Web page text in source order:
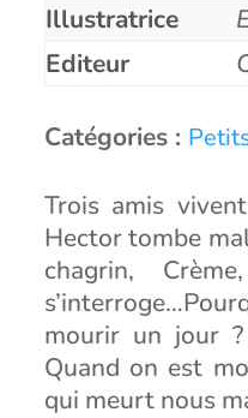
Illustratrice
Editeur
Catégories :
Trois amis
Hector tombe
chagrin,
mourir un jour
Quand on est
qui meurt nous